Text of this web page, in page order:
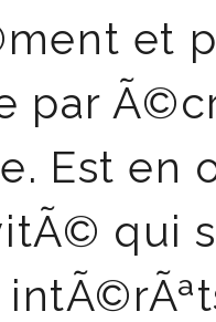
et
par
Est en
qui